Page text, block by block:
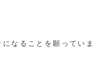
なることを願っていま